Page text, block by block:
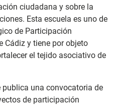
ciudadana y sobre la
Esta escuela es uno de
de Participación
Cádiz y tiene por objeto
el tejido asociativo de
publica una convocatoria de
de participación